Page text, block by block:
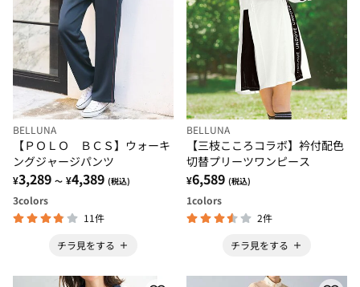
BELLUNA
【ＰＯＬＯ ＢＣＳ】ウォーキ
ングジャージパンツ
¥3,289 ～ ¥4,389 (税込)
3colors
11件
チラ見をする
BELLUNA
【三枝こころコラボ】衿付配色
切替プリーツワンピース
¥6,589 (税込)
1colors
2件
チラ見をする